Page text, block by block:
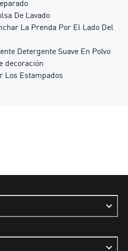
De Lavado
La Prenda Por El Lado Del
Detergente Suave En Polvo
decoración
Los Estampados